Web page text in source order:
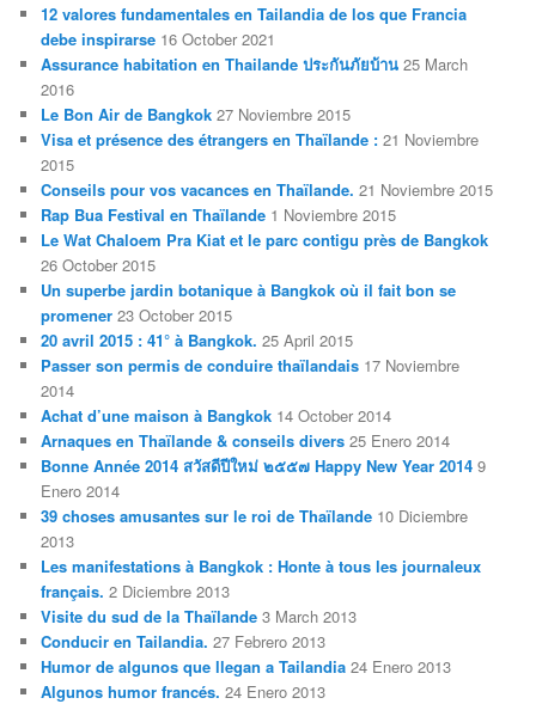
12 valores fundamentales en Tailandia de los que Francia
debe inspirarse 16 October 2021
Assurance habitation en Thailande ประกันภัยบ้าน 25 March
2016
Le Bon Air de Bangkok 27 Noviembre 2015
Visa et présence des étrangers en Thaïlande : 21 Noviembre
2015
Conseils pour vos vacances en Thaïlande. 21 Noviembre 2015
Rap Bua Festival en Thaïlande 1 Noviembre 2015
Le Wat Chaloem Pra Kiat et le parc contigu près de Bangkok
26 October 2015
Un superbe jardin botanique à Bangkok où il fait bon se
promener 23 October 2015
20 avril 2015 : 41° à Bangkok. 25 April 2015
Passer son permis de conduire thaïlandais 17 Noviembre
2014
Achat d’une maison à Bangkok 14 October 2014
Arnaques en Thaïlande & conseils divers 25 Enero 2014
Bonne Année 2014 สวัสดีปีใหม่ ๒๕๕๗ Happy New Year 2014 9
Enero 2014
39 choses amusantes sur le roi de Thaïlande 10 Diciembre
2013
Les manifestations à Bangkok : Honte à tous les journaleux
français. 2 Diciembre 2013
Visite du sud de la Thaïlande 3 March 2013
Conducir en Tailandia. 27 Febrero 2013
Humor de algunos que llegan a Tailandia 24 Enero 2013
Algunos humor francés. 24 Enero 2013